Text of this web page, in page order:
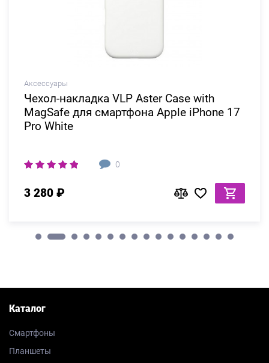
Аксессуары
Чехол-накладка VLP Aster Case with
MagSafe для смартфона Apple iPhone 17
Pro White
0
3 280 ₽
Каталог
Смартфоны
Планшеты